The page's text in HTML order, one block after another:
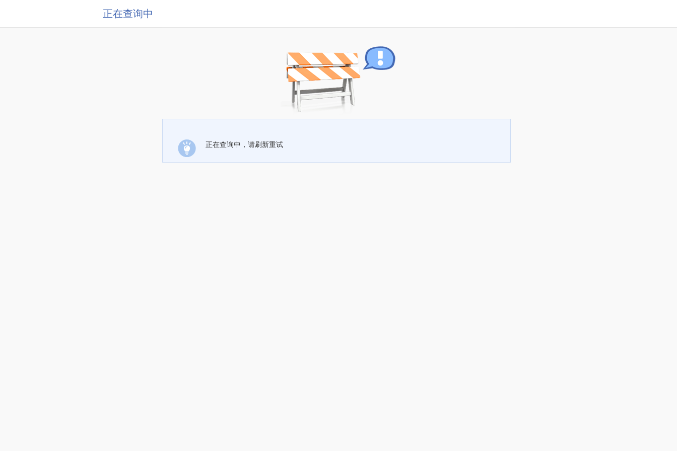
正在查询中
正在查询中，请刷新重试